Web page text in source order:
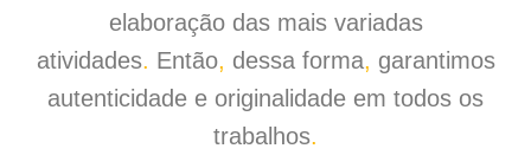
elaboração das mais variadas
atividades. Então, dessa forma, garantimos
autenticidade e originalidade em todos os
trabalhos.